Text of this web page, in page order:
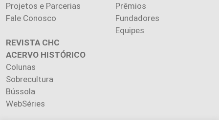
Projetos e Parcerias
Fale Conosco
Prêmios
Fundadores
Equipes
REVISTA CHC
ACERVO HISTÓRICO
Colunas
Sobrecultura
Bússola
WebSéries